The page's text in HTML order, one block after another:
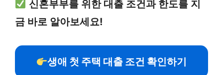
신혼부부를 위한 대출 조건과 한도를 지
금 바로 알아보세요!
생애 첫 주택 대출 조건 확인하기